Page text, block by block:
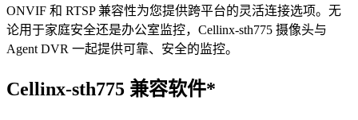
ONVIF 和 RTSP 兼容性为您提供跨平台的灵活连接选项。无
论用于家庭安全还是办公室监控，Cellinx-sth775 摄像头与
Agent DVR 一起提供可靠、安全的监控。
Cellinx-sth775 兼容软件*